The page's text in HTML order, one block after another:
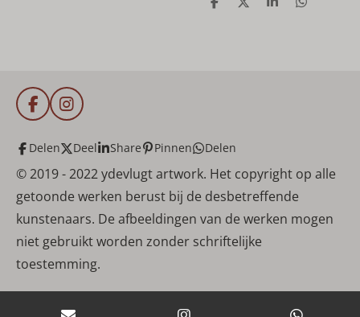
D
D
S
D
F
a
c
e
b
o
k
I
n
s
t
a
g
r
a
Delen Deel Share Pinnen Delen
© 2019 - 2022 ydevlugt artwork. Het copyright op alle
getoonde werken berust bij de desbetreffende
kunstenaars. De afbeeldingen van de werken mogen
niet gebruikt worden zonder schriftelijke
toestemming.